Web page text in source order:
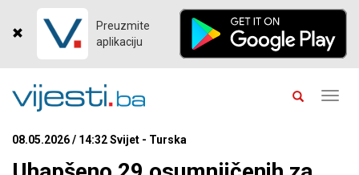
Preuzmite
aplikaciju
08.05.2026 / 14:32 Svijet - Turska